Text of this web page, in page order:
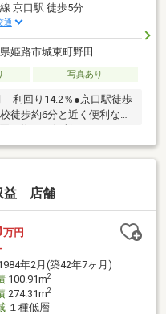
京口駅 徒歩5分
通
姫路市城東町野田
写真あり
利回り14.2％●京口駅徒歩
徒歩約6分と近く便利な立
い物にも便利です
益 店舗
万円
年2月(築42年7ヶ月)
100.91m2
274.31m2
１種低層